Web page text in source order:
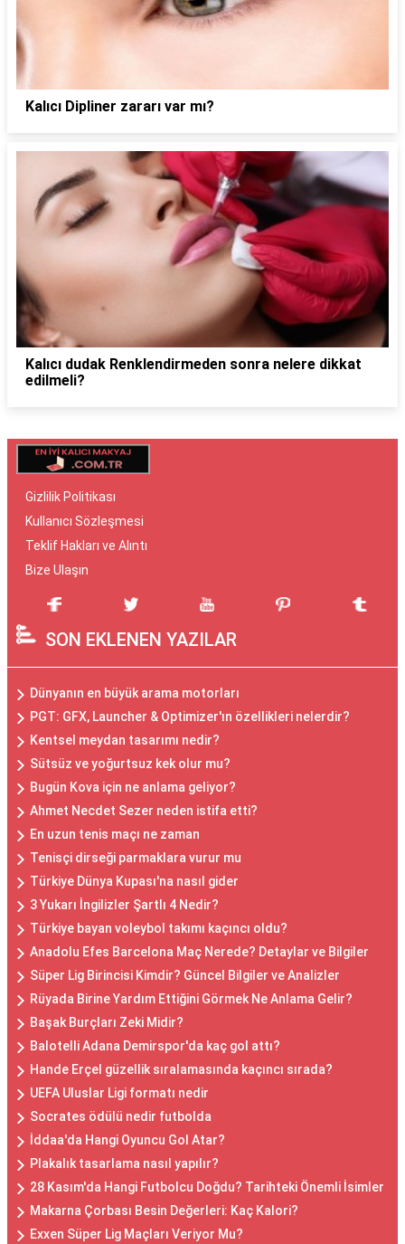
Kalıcı Dipliner zararı var mı?
Kalıcı dudak Renklendirmeden sonra nelere dikkat
edilmeli?
Gizlilik Politikası
Kullanıcı Sözleşmesi
Teklif Hakları ve Alıntı
Bize Ulaşın
SON EKLENEN YAZILAR
Dünyanın en büyük arama motorları
PGT: GFX, Launcher & Optimizer'ın özellikleri nelerdir?
Kentsel meydan tasarımı nedir?
Sütsüz ve yoğurtsuz kek olur mu?
Bugün Kova için ne anlama geliyor?
Ahmet Necdet Sezer neden istifa etti?
En uzun tenis maçı ne zaman
Tenisçi dirseği parmaklara vurur mu
Türkiye Dünya Kupası'na nasıl gider
3 Yukarı İngilizler Şartlı 4 Nedir?
Türkiye bayan voleybol takımı kaçıncı oldu?
Anadolu Efes Barcelona Maç Nerede? Detaylar ve Bilgiler
Süper Lig Birincisi Kimdir? Güncel Bilgiler ve Analizler
Rüyada Birine Yardım Ettiğini Görmek Ne Anlama Gelir?
Başak Burçları Zeki Midir?
Balotelli Adana Demirspor'da kaç gol attı?
Hande Erçel güzellik sıralamasında kaçıncı sırada?
UEFA Uluslar Ligi formatı nedir
Socrates ödülü nedir futbolda
İddaa'da Hangi Oyuncu Gol Atar?
Plakalık tasarlama nasıl yapılır?
28 Kasım'da Hangi Futbolcu Doğdu? Tarihteki Önemli İsimler
Makarna Çorbası Besin Değerleri: Kaç Kalori?
Exxen Süper Lig Maçları Veriyor Mu?